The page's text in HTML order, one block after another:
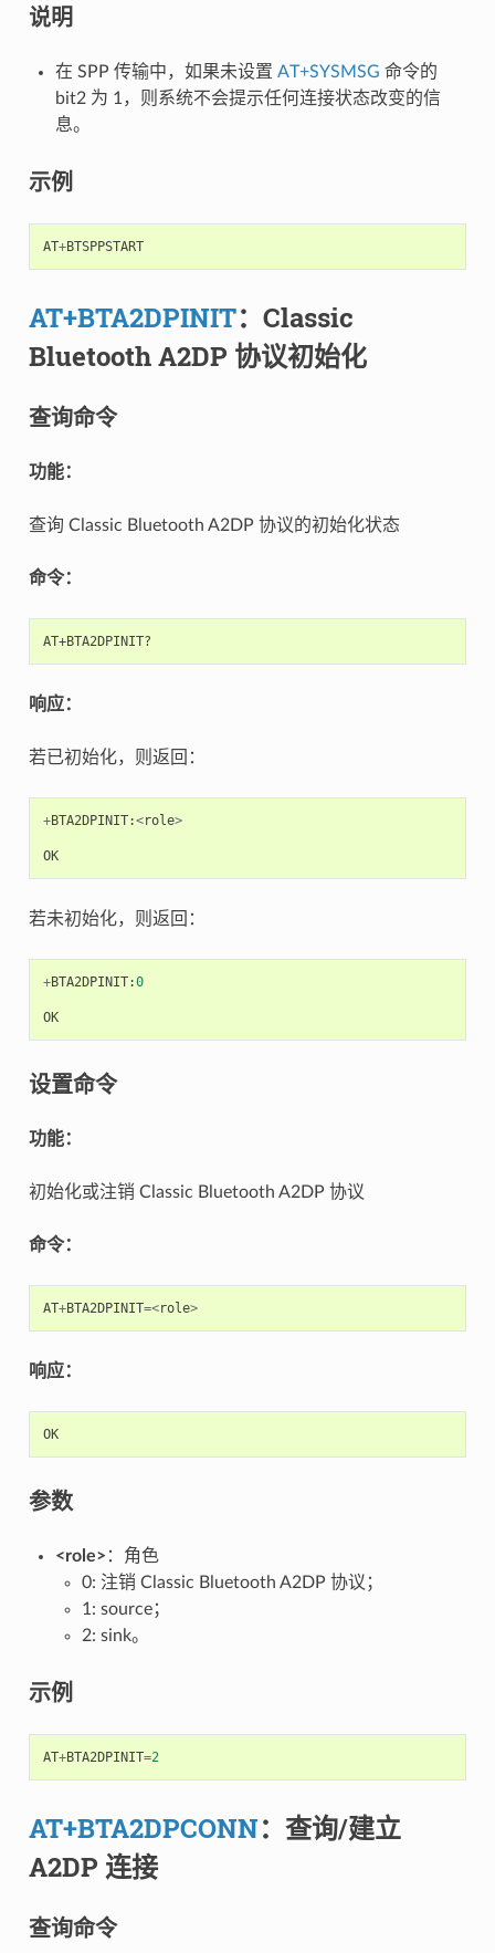
说明
在 SPP 传输中，如果未设置 AT+SYSMSG 命令的
bit2 为 1，则系统不会提示任何连接状态改变的信
息。
示例
AT+BTSPPSTART
AT+BTA2DPINIT：Classic
Bluetooth A2DP 协议初始化
查询命令
功能：
查询 Classic Bluetooth A2DP 协议的初始化状态
命令：
响应：
若已初始化，则返回：
+BTA2DPINIT:<role>
OK
若未初始化，则返回：
+BTA2DPINIT:0
OK
设置命令
功能：
初始化或注销 Classic Bluetooth A2DP 协议
命令：
AT+BTA2DPINIT=<role>
响应：
OK
参数
<role> ：角色
0: 注销 Classic Bluetooth A2DP 协议；
1: source；
2: sink。
示例
AT+BTA2DPINIT=2
AT+BTA2DPCONN：查询/建立
A2DP 连接
查询命令